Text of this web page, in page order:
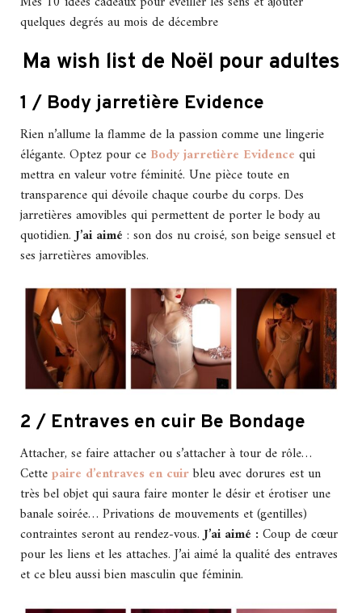
quelques degrés au mois de décembre
Ma wish list de Noël pour adultes
1 / Body jarretière Evidence
Rien n’allume la flamme de la passion comme une lingerie
élégante. Optez pour ce Body jarretière Evidence qui
mettra en valeur votre féminité. Une pièce toute en
transparence qui dévoile chaque courbe du corps. Des
jarretières amovibles qui permettent de porter le body au
quotidien.J’ai aimé : son dos nu croisé, son beige sensuel et
ses jarretières amovibles.
2 / Entraves en cuir Be Bondage
Attacher, se faire attacher ou s’attacher à tour de rôle…
Cettepaire d’entraves en cuirbleu avec dorures est un
très bel objet qui saura faire monter le désir et érotiser une
banale soirée… Privations de mouvements et (gentilles)
contraintes seront au rendez-vous.J’ai aimé : Coup de cœur
pour les liens et les attaches. J’ai aimé la qualité des entraves
et ce bleu aussi bien masculin que féminin.